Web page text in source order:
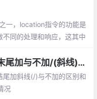
一，location指令的功能是
同的处理和响应，这其中
nginx 配置proxy_pass URL末尾加与不加/(斜线)的区别
加斜线(/)与不加的区别和
况